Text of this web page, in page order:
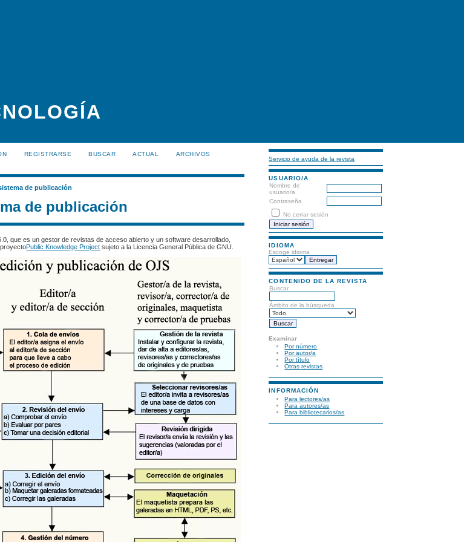
Servicio de ayuda de la revista
USUARIO/A
Nombre de
usuario/a
Contraseña
No cerrar sesión
IDIOMA
Escoge idioma
CONTENIDO DE LA REVISTA
Buscar
Ámbito de la búsqueda
Examinar
Por número
Por autor/a
Por título
Otras revistas
INFORMACIÓN
Para lectores/as
Para autores/as
Para bibliotecarios/as
REGISTRARSE BUSCAR ACTUAL
ARCHIVOS
de publicación
de publicación
que es un gestor de revistas de acceso abierto y un software desarrollado,
Public Knowledge Project sujeto a la Licencia General Pública de GNU.